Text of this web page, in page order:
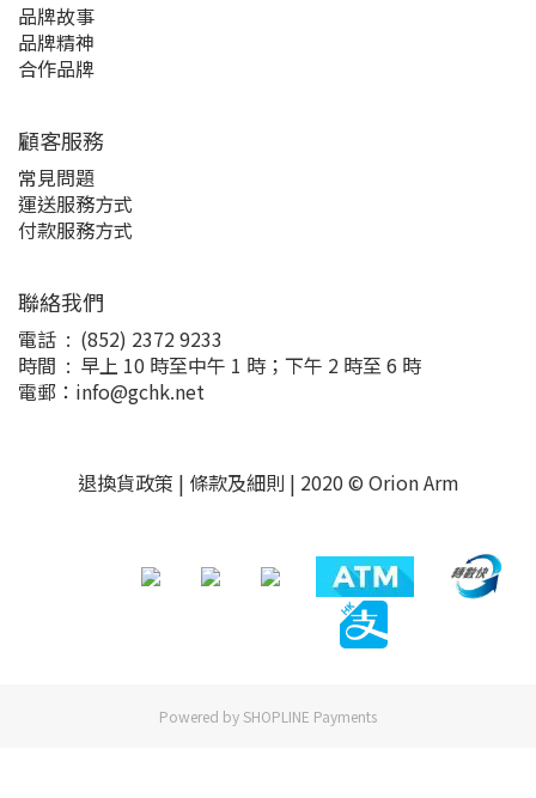
品牌故事
品牌精神
合作品牌
顧客服務
常見問題
運送服務方式
付款服務方式
聯絡我們
電話 : (852) 2372 9233
時間 : 早上 10 時至中午 1 時；下午 2 時至 6 時
電郵：info@gchk.net
退換貨政策 | 條款及細則 | 2020 © Orion Arm
Powered by SHOPLINE Payments